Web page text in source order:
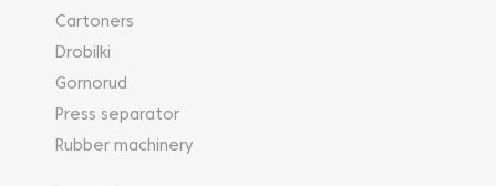
Cartoners
Drobilki
Gornorud
Press separator
Rubber machinery